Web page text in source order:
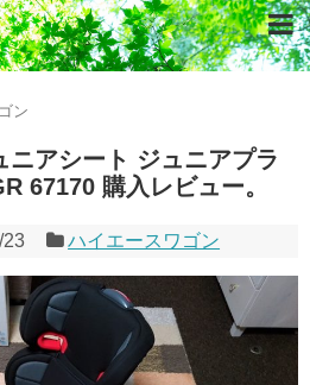
ン
アシート ジュニアプラ
67170 購入レビュー。
23 ハイエースワゴン